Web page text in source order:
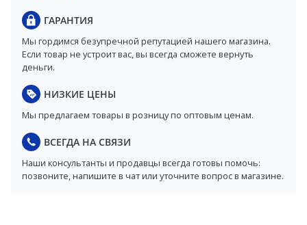
ГАРАНТИЯ
Мы гордимся безупречной репутацией нашего магазина.
Если товар не устроит вас, вы всегда сможете вернуть
деньги.
НИЗКИЕ ЦЕНЫ
Мы предлагаем товары в розницу по оптовым ценам.
ВСЕГДА НА СВЯЗИ
Наши консультанты и продавцы всегда готовы помочь:
позвоните, напишите в чат или уточните вопрос в магазине.